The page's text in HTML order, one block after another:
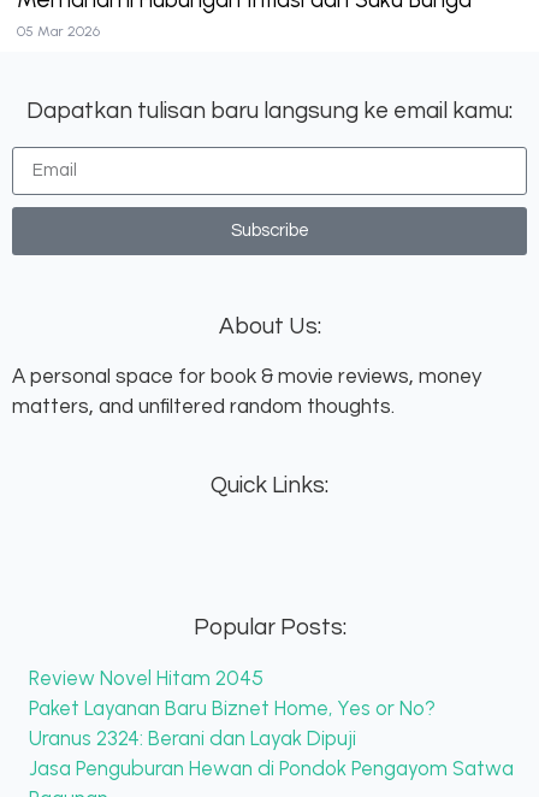
05 Mar 2026
Dapatkan tulisan baru langsung ke email kamu:
Subscribe
About Us:
A personal space for book & movie reviews, money
matters, and unfiltered random thoughts.
Quick Links:
Popular Posts:
Review Novel Hitam 2045
Paket Layanan Baru Biznet Home, Yes or No?
Uranus 2324: Berani dan Layak Dipuji
Jasa Penguburan Hewan di Pondok Pengayom Satwa